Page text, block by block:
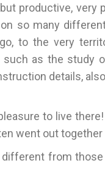
productive,
so many
to the very
as the study
details,
to live
went out
from